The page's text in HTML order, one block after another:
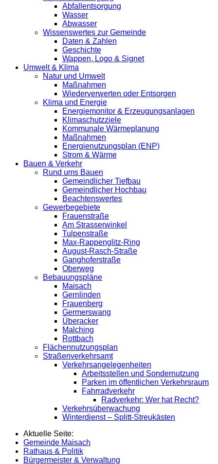
Abfallentsorgung
Wasser
Abwasser
Wissenswertes zur Gemeinde
Daten & Zahlen
Geschichte
Wappen, Logo & Signet
Umwelt & Klima
Natur und Umwelt
Maßnahmen
Wiederverwerten oder Entsorgen
Klima und Energie
Energiemonitor & Erzeugungsanlagen
Klimaschutzziele
Kommunale Wärmeplanung
Maßnahmen
Energienutzungsplan (ENP)
Strom & Wärme
Bauen & Verkehr
Rund ums Bauen
Gemeindlicher Tiefbau
Gemeindlicher Hochbau
Beachtenswertes
Gewerbegebiete
Frauenstraße
Am Strasserwinkel
Tulpenstraße
Max-Rappenglitz-Ring
August-Rasch-Straße
Ganghoferstraße
Oberweg
Bebauungspläne
Maisach
Gernlinden
Frauenberg
Germerswang
Überacker
Malching
Rottbach
Flächennutzungsplan
Straßenverkehrsamt
Verkehrsangelegenheiten
Arbeitsstellen und Sondernutzung
Parken im öffentlichen Verkehrsraum
Fahrradverkehr
Radverkehr: Wer hat Recht?
Verkehrsüberwachung
Winterdienst – Splitt-Streukästen
Aktuelle Seite:
Gemeinde Maisach
Rathaus & Politik
Bürgermeister & Verwaltung